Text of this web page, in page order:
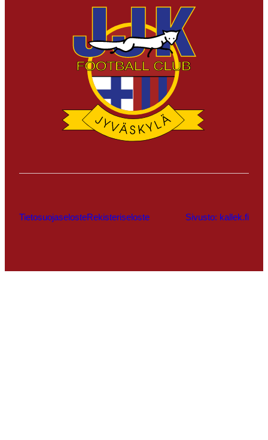
TietosuojaselosteRekisteriseloste Sivusto: kallek.fi